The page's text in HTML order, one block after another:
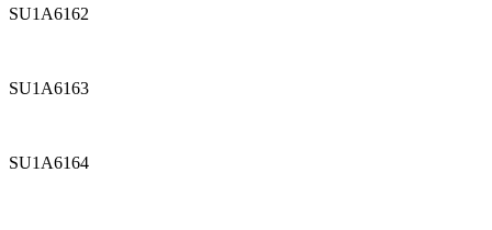
SU1A6162
SU1A6163
SU1A6164